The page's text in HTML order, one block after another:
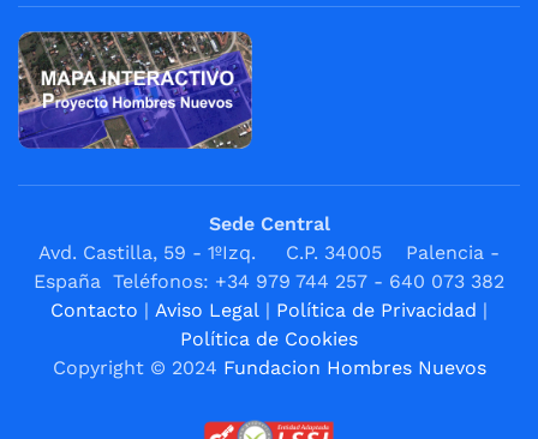
Sede Central
Avd. Castilla, 59 - 1ºIzq. C.P. 34005 Palencia -
España Teléfonos: +34 979 744 257 - 640 073 382
Contacto | Aviso Legal | Política de Privacidad |
Política de Cookies
Copyright © 2024 Fundacion Hombres Nuevos